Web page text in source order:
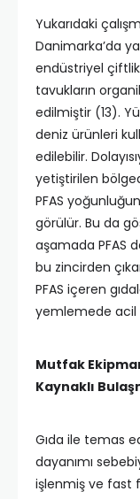
Yukarıdaki
Danimarka’da
endüstriyel
tavukların
edilmiştir (13).
deniz ürünleri
edilebilir.
yetiştirilen
PFAS
görülür. Bu da
aşamada PFAS
bu zincirden
PFAS içeren
yemlemede acil
Mutfak
Kaynaklı
Gıda ile temas
dayanımı
işlenmiş ve fast